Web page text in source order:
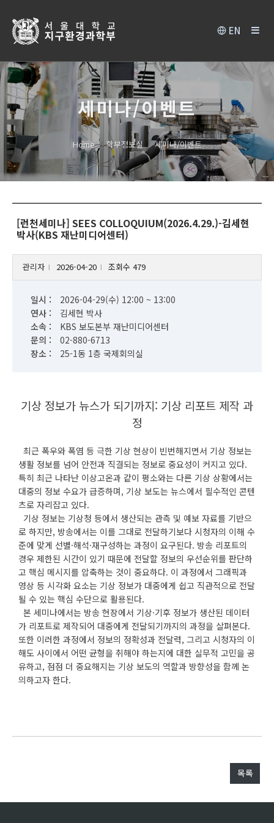
EN
세미나/이벤트
Home 학부정보실 세미나/이벤트
[런천세미나] SEES COLLOQUIUM(2026.4.29.)-김세현
박사(KBS 재난미디어센터)
관리자 2026-04-20 조회수 479
일시 :
2026-04-29(수) 12:00 ~ 13:00
연사 :
김세현 박사
소속 :
KBS 보도본부 재난미디어센터
문의 :
02-880-6713
장소 :
25-1동 1층 국제회의실
기상 정보가 뉴스가 되기까지: 기상 리포트 제작 과
정
최근 폭우와 폭염 등 극한 기상 현상이 빈번해지면서 기상 정보는
생활 정보를 넘어 안전과 직결되는 정보로 중요성이 커지고 있다.
특히 최근 나타난 이상고온과 같이 평소와는 다른 기상 상황에서는
대중의 정보 수요가 급증하며, 기상 보도는 뉴스에서 필수적인 콘텐
츠로 자리잡고 있다.
기상 정보는 기상청 등에서 생산되는 관측 및 예보 자료를 기반으
로 하지만, 방송에서는 이를 그대로 전달하기보다 시청자의 이해 수
준에 맞게 선별·해석·재구성하는 과정이 요구된다. 방송 리포트의
경우 제한된 시간이 있기 때문에 전달할 정보의 우선순위를 판단하
고 핵심 메시지를 압축하는 것이 중요하다. 이 과정에서 그래픽과
영상 등 시각화 요소는 기상 정보가 대중에게 쉽고 직관적으로 전달
될 수 있는 핵심 수단으로 활용된다.
본 세미나에서는 방송 현장에서 기상·기후 정보가 생산된 데이터
가 리포트로 제작되어 대중에게 전달되기까지의 과정을 살펴본다.
또한 이러한 과정에서 정보의 정확성과 전달력, 그리고 시청자의 이
해도 사이에서 어떤 균형을 취해야 하는지에 대한 실무적 고민을 공
유하고, 점점 더 중요해지는 기상 보도의 역할과 방향성을 함께 논
의하고자 한다.
목록